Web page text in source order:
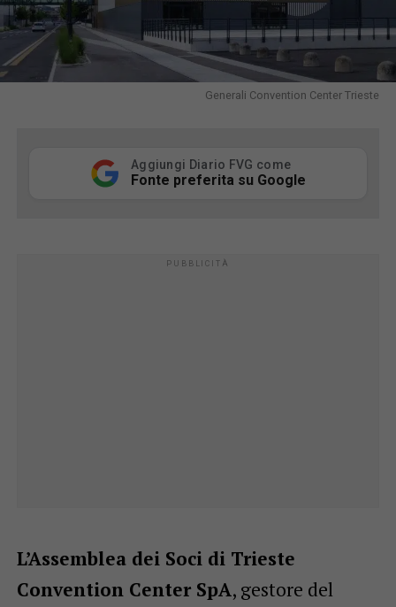
Generali Convention Center Trieste
Aggiungi Diario FVG come
Fonte preferita su Google
L’Assemblea dei Soci di Trieste
Convention Center SpA, gestore del